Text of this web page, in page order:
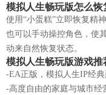
模拟人生畅玩版怎么恢
使用“小蛋糕”立即恢复精
也可以手动操控角色，使
动来自然恢复状态。
模拟人生畅玩版游戏推
-EA正版，模拟人生IP经典
-高度自由的家庭与城市经